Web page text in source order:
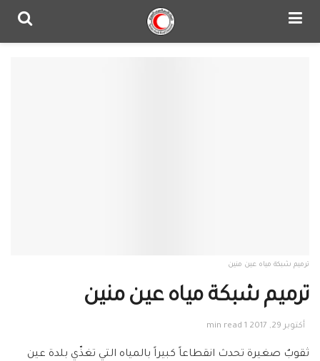
ترميم شبكة مياه عين منين
ترميم شبكة مياه عين منين
أكتوبر 29, 2017 1 min read
ثقوبٌ صغيرة تحدث انقطاعاً كبيراً بالمياه التي تغذّي بلدة عين